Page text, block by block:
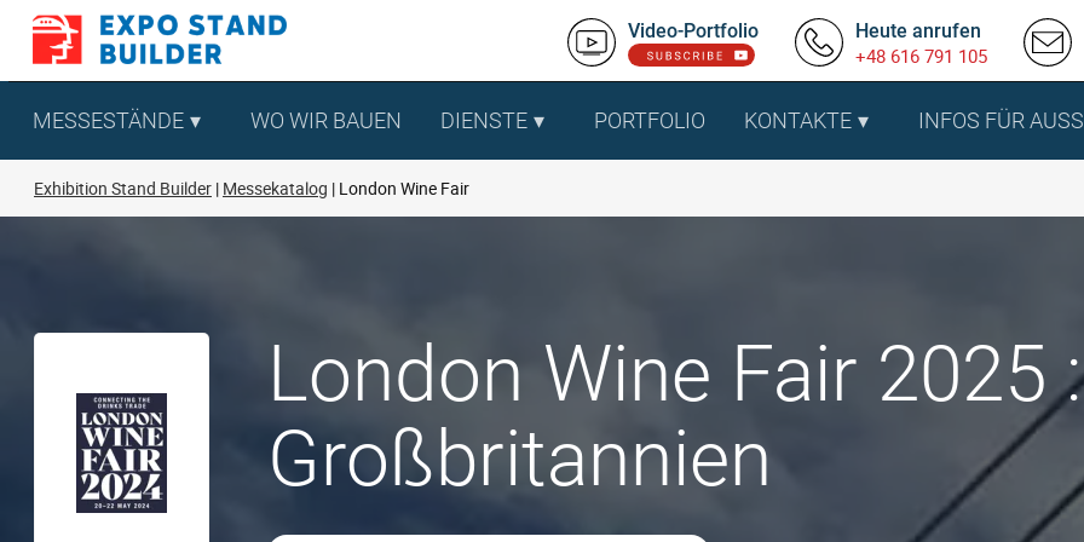
Zum
springen
Video-Portfolio Heute anrufen
+48 616 791 105
MESSESTÄNDE WO WIR BAUEN DIENSTE PORTFOLIO KONTAKTE INFOS FÜR
Exhibition Stand Builder Messekatalog London Wine Fair
London Wine Fair 2025
Großbritannien